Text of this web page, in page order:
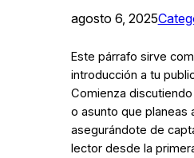
agosto 6, 2025
Este párrafo sirve
introducción a tu
Comienza
o asunto que planeas
asegurándote de
lector desde la